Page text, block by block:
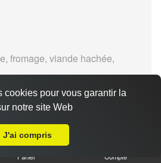
fromage, viande hachée,
Panier Compte
cookies pour vous garantir la
notre site Web
J'ai compris